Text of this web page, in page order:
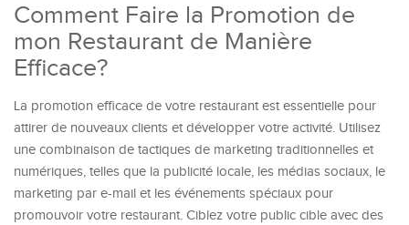
Comment Faire la Promotion de
mon Restaurant de Manière
Efficace?
La promotion efficace de votre restaurant est essentielle pour
attirer de nouveaux clients et développer votre activité. Utilisez
une combinaison de tactiques de marketing traditionnelles et
numériques, telles que la publicité locale, les médias sociaux, le
marketing par e-mail et les événements spéciaux pour
promouvoir votre restaurant. Ciblez votre public cible avec des